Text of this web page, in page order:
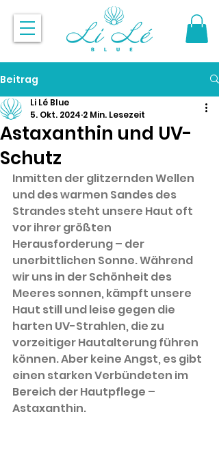
Beitrag
Astaxanthin und UV-
Schutz
Li Lé Blue
5. Okt. 2024 2 Min. Lesezeit
Inmitten der glitzernden Wellen
und des warmen Sandes des
Strandes steht unsere Haut oft
vor ihrer größten
Herausforderung – der
unerbittlichen Sonne. Während
wir uns in der Schönheit des
Meeres sonnen, kämpft unsere
Haut still und leise gegen die
harten UV-Strahlen, die zu
vorzeitiger Hautalterung führen
können. Aber keine Angst, es gibt
einen starken Verbündeten im
Bereich der Hautpflege –
Astaxanthin.